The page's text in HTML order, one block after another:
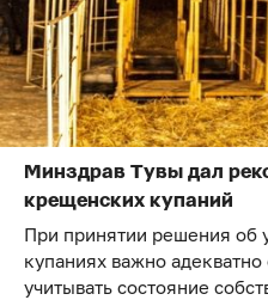
Минздрав Тувы дал
крещенских купаний
При принятии решения об
купаниях важно
учитывать состояние